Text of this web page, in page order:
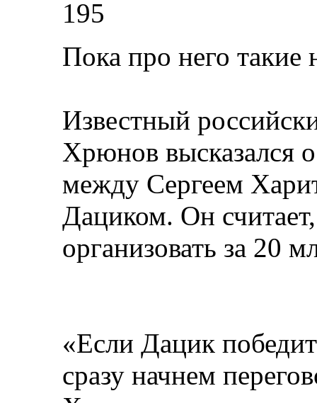
195
Пока про него такие
Известный
Хрюнов высказался
между Сергеем
Дациком. Он
организовать за 20
«Если Дацик
сразу начнем